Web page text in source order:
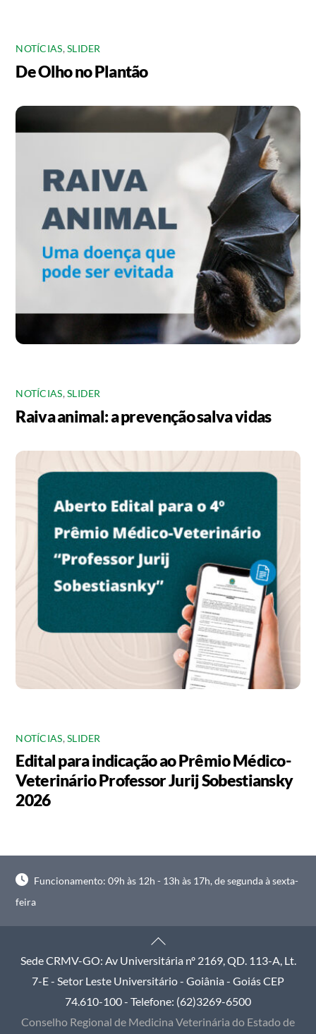
NOTÍCIAS,SLIDER
De Olho no Plantão
NOTÍCIAS,SLIDER
Raiva animal: a prevenção salva vidas
NOTÍCIAS,SLIDER
Edital para indicação ao Prêmio Médico-
Veterinário Professor Jurij Sobestiansky
2026
Funcionamento: 09h às 12h - 13h às 17h, de segunda à sexta-
feira
Back
To
Top
Sede CRMV-GO: Av Universitária nº 2169, QD. 113-A, Lt.
7-E - Setor Leste Universitário - Goiânia - Goiás CEP
74.610-100 - Telefone: (62)3269-6500
Conselho Regional de Medicina Veterinária do Estado de